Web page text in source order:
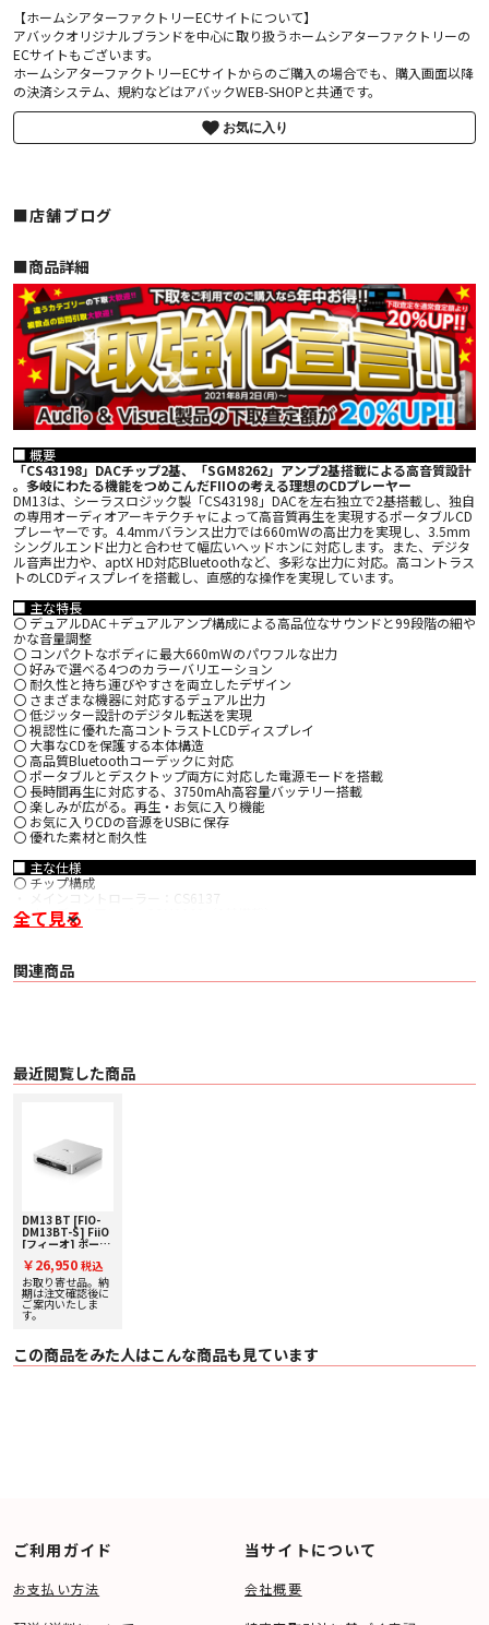
【ホームシアターファクトリーECサイトについて】
アバックオリジナルブランドを中心に取り扱うホームシアターファクトリーの
ECサイトもございます。
ホームシアターファクトリーECサイトからのご購入の場合でも、購入画面以降
の決済システム、規約などはアバックWEB-SHOPと共通です。
お気に入り
■店舗ブログ
■︎商品詳細
■ 概要
「CS43198」DACチップ2基、「SGM8262」アンプ2基搭載による高音質設計​
。多岐にわたる機能をつめこんだFIIOの考える理想のCDプレーヤー
DM13は、シーラスロジック製「CS43198」DACを左右独立で2基搭載し、独自
の専用オーディオアーキテクチャによって高音質再生を実現するポータブルCD
プレーヤーです。4.4mmバランス出力では660mWの高出力を実現し、3.5mm
シングルエンド出力と合わせて幅広いヘッドホンに対応します。また、デジタ
ル音声出力や、aptX HD対応Bluetoothなど、多彩な出力に対応。高コントラス
トのLCDディスプレイを搭載し、直感的な操作を実現しています。
■ 主な特長
〇 デュアルDAC＋デュアルアンプ構成による高品位なサウンドと99段階の細や
かな音量調整
〇 コンパクトなボディに最大660mWのパワフルな出力
〇 好みで選べる4つのカラーバリエーション
〇 耐久性と持ち運びやすさを両立したデザイン
〇 さまざまな機器に対応するデュアル出力
〇 低ジッター設計のデジタル転送を実現
〇 視認性に優れた高コントラストLCDディスプレイ
〇 大事なCDを保護する本体構造
〇 高品質Bluetoothコーデックに対応
〇 ポータブルとデスクトップ両方に対応した電源モードを搭載
〇 長時間再生に対応する、3750mAh高容量バッテリー搭載
〇 楽しみが広がる。再生・お気に入り機能
〇 お気に入りCDの音源をUSBに保存
〇 優れた素材と耐久性
■ 主な仕様
〇 チップ構成
・ メインコントローラー：CS6137
・ オーディオアンプ：SGM8262（2基搭載）
・ DAC：CS43198（2基搭載）
・ シングルエンド：8～150Ω
・ チャンネルセパレーション：≧120dB（1kHz@32Ω）
・ 周波数特性：20Hz～20kHz（±2.3dB）
・ S/N比：≧120dB（A特性）
・ チャンネルセパレーション：≧77dB（1kHz@32Ω）
・ 周波数特性：20Hz～20kHz（±2.3dB）
ス
・ ライン出力：3.5mmステレオミニジャック、4.4mmバランス
・ デジタル出力：3.5mm（同軸/光デジタル兼用）
〇 対応コーデック SBC / aptX / aptX Low Latency / aptX HD
〇 バッテリー リチウムイオン電池（3750mAh/3.8V）
〇 連続再生時間 最大10時間
〇 充電時間 約2.5時間（5V 2A充電器使用時）
〇 電源入力 DC 5V/≧2A
・ クイックスタートガイド
・ USB Type-A to Type-Cケーブル（充電・データ兼用）
全て見る
関連商品
最近閲覧した商品
DM13 BT [FIO-
DM13BT-S] FiiO
[フィーオ] ポータ
下取り査定額20%
アップ実施中！
￥26,950 税込
お取り寄せ品。納
期は注文確認後に
ご案内いたしま
す。
この商品をみた人はこんな商品も見ています
ご利用ガイド
お支払い方法
当サイトについて
会社概要